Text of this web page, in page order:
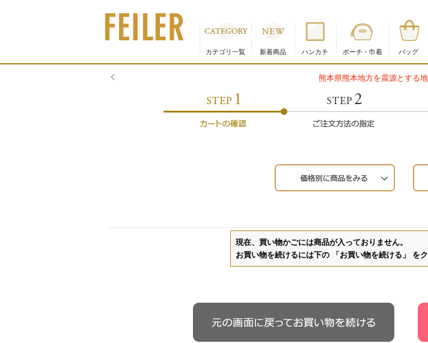
カテゴリ一覧 新着商品 ハンカチ ポーチ・巾着 バッグ
熊本県熊本地方を震源とする
現在、買い物かごには商品が入っておりません。
お買い物を続けるには下の 「お買い物を続ける」 をク